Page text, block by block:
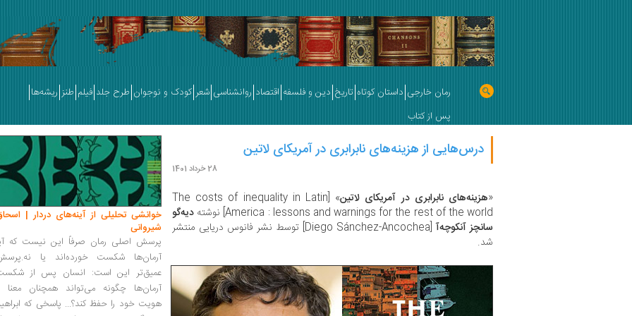
رمان خارجی داستان کوتاه تاریخ دین و فلسفه اقتصاد روانشناسی شعر کودک و نوجوان طرح جلد فیلم طنز ریشه‌ها
پس از کتاب
درس‌هایی از هزینه‌های نابرابری در آمریکای لاتین
28 خرداد 1401
«هزینه‌های نابرابری در آمریکای لاتین
» [The costs of inequality in Latin
America : lessons and warnings for the rest of the world] نوشته
دیه‌گو
سانچز آنکوچه‌آ
[Diego Sánchez-Ancochea] توسط نشر فانوس دریایی منتشر
شد.
خوانشی تحلیلی از آینه‌های دردار |
شیروانی
پرسش اصلی رمان صرفاً این نیست که
آرمان‌ها شکست خورده‌اند یا
عمیق‌تر این است: انسان پس از
آرمان‌ها چگونه می‌تواند همچنان معنا
هویت خود را حفظ کند؟... پاسخی که